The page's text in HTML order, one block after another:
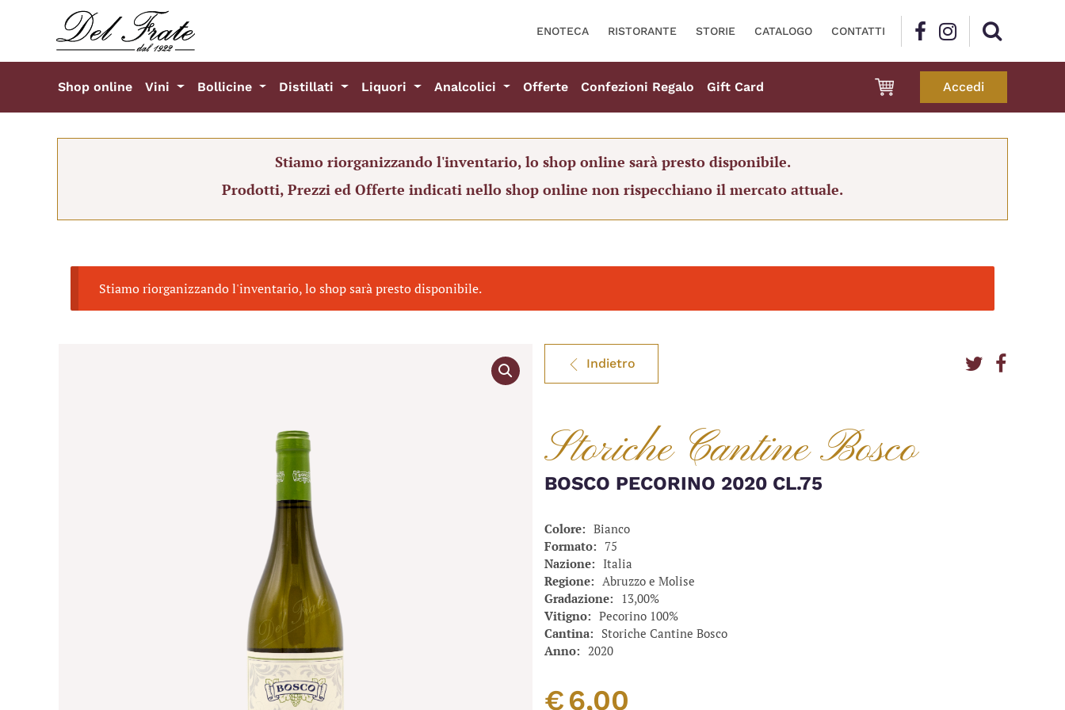
ENOTECA RISTORANTE STORIE CATALOGO CONTATTI
Shop online Vini Bollicine Distillati Liquori Analcolici Offerte Confezioni Regalo Gift Card Accedi
Stiamo riorganizzando l'inventario, lo shop online sarà presto disponibile.
Prodotti, Prezzi ed Offerte indicati nello shop online non rispecchiano il mercato attuale.
Stiamo riorganizzando l'inventario, lo shop sarà presto disponibile.
Indietro
Storiche Cantine Bosco
BOSCO PECORINO 2020 CL.75
Colore
Bianco
Formato
75
Nazione
Italia
Regione
Abruzzo e Molise
Gradazione
13,00%
Vitigno
Pecorino 100%
Cantina
Storiche Cantine Bosco
Anno
2020
€6,00